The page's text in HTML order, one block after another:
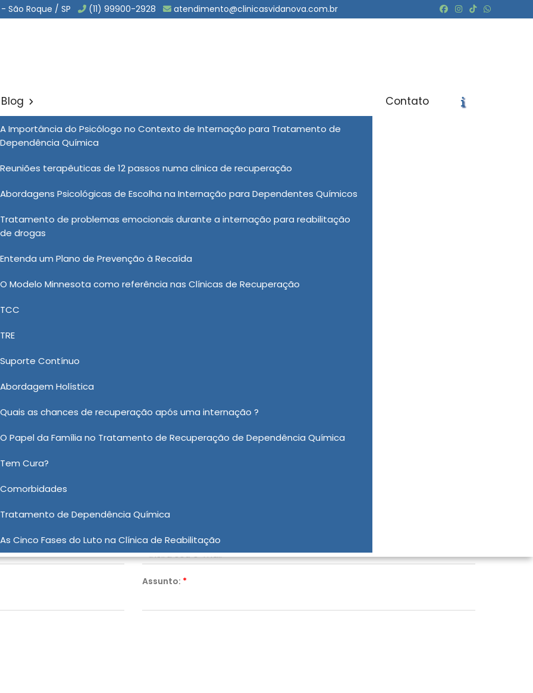
São Roque / SP (11) 99900-2928 atendimento@clinicasvidanova.com.br
Blog
A Importância do Psicólogo no Contexto de Internação para Tratamento de
Dependência Química
Reuniões terapêuticas de 12 passos numa clinica de recuperação
Abordagens Psicológicas de Escolha na Internação para Dependentes Químicos
Tratamento de problemas emocionais durante a internação para reabilitação
de drogas
Entenda um Plano de Prevenção à Recaída
O Modelo Minnesota como referência nas Clínicas de Recuperação
TCC
TRE
Suporte Contínuo
Abordagem Holística
Quais as chances de recuperação após uma internação ?
O Papel da Família no Tratamento de Recuperação de Dependência Química
Tem Cura?
Comorbidades
Tratamento de Dependência Química
As Cinco Fases do Luto na Clínica de Reabilitação
Contato
em Bofete Solicite um Orçamento
multidisciplinar de profissionais de saúde. Além da
e terapêutico para ajudar o paciente a enfrentar os
para a prevenção de recaídas. Esse suporte
Feminina Evangélica, Clínica de Tratamento para Dependentes Químicos, Clinica de Recuperação
e Clínica de Reabilitação para Alcoólatras Valor, a New New Clinica Vida Nova se destaca
justamente pelo fato de viabilizar Tratamento Involuntário em Bofete ideal para promover a
atendimento possível.
Ou em nosso WhatsApp
Email:
Assunto: *
Informações